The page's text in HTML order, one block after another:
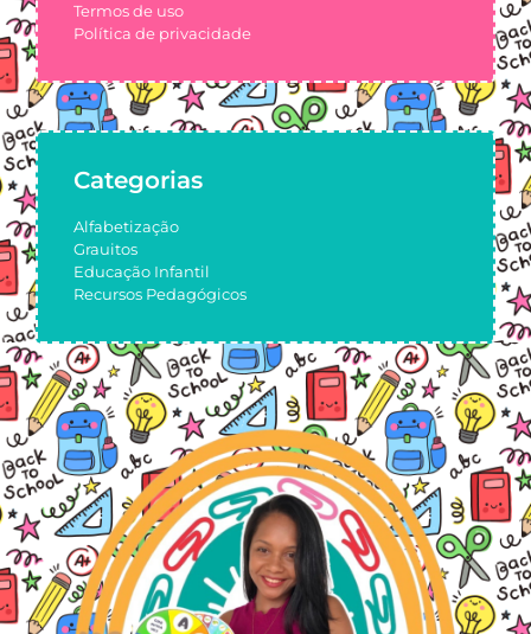
Termos de uso
Política de privacidade
Categorias
Alfabetização
Grauitos
Educação Infantil
Recursos Pedagógicos